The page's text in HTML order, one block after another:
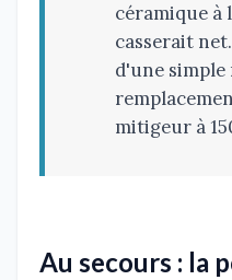
céramique
casserait
d'une
mitigeur à
Au secours : la